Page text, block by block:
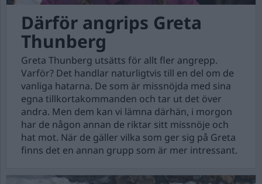
Därför angrips Greta
Thunberg
Greta Thunberg utsätts för allt fler angrepp.
Varför? Det handlar naturligtvis till en del om de
vanliga hatarna. De som är missnöjda med sina
egna tillkortakommanden och tar ut det över
andra. Men dem kan vi lämna därhän, i morgon
har de någon annan de riktar sitt missnöje och
hat mot. När de gäller vilka som ger sig på Greta
finns det en annan grupp som är mer intressant.